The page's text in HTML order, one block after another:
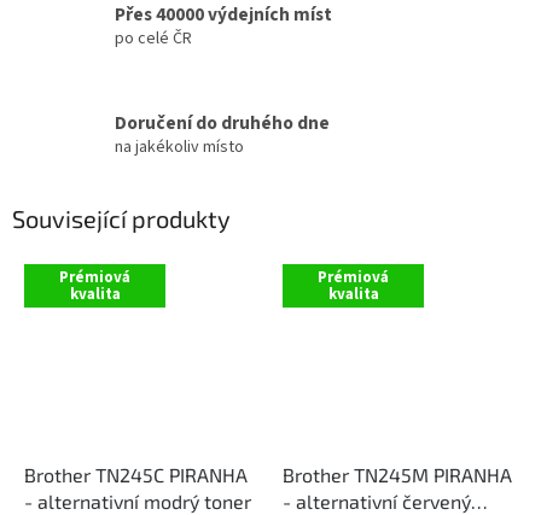
Přes 40000 výdejních míst
po celé ČR
Doručení do druhého dne
na jakékoliv místo
Související produkty
Prémiová
kvalita
Brother TN245C PIRANHA
- alternativní modrý toner
Prémiová
kvalita
Brother TN245M PIRANHA
- alternativní červený